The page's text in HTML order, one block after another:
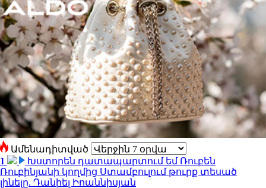
Ամենադիտված
1
Խստորեն դատապարտում եմ Ռուբեն
Ռուբինյանի կողմից Ստամբուլում թուրք տեսած
լինելը. Դանիել Իոաննիսյան